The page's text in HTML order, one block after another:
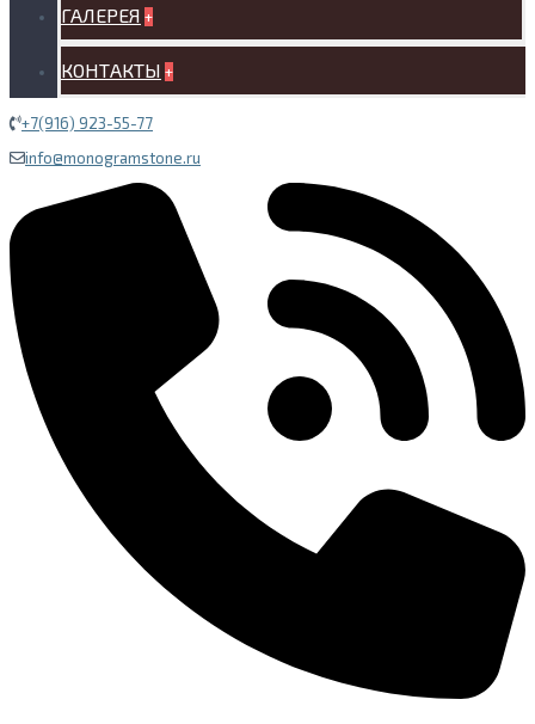
ГАЛЕРЕЯ +
КОНТАКТЫ +
+7(916) 923-55-77
info@monogramstone.ru